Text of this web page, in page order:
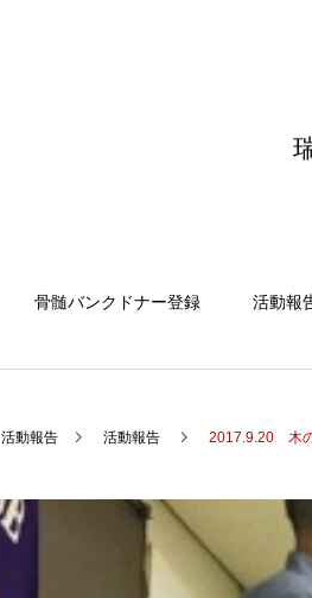
骨髄バンクドナー登録 活動報
活動報告 活動報告 2017.9.20 木